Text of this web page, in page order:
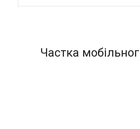
Частка